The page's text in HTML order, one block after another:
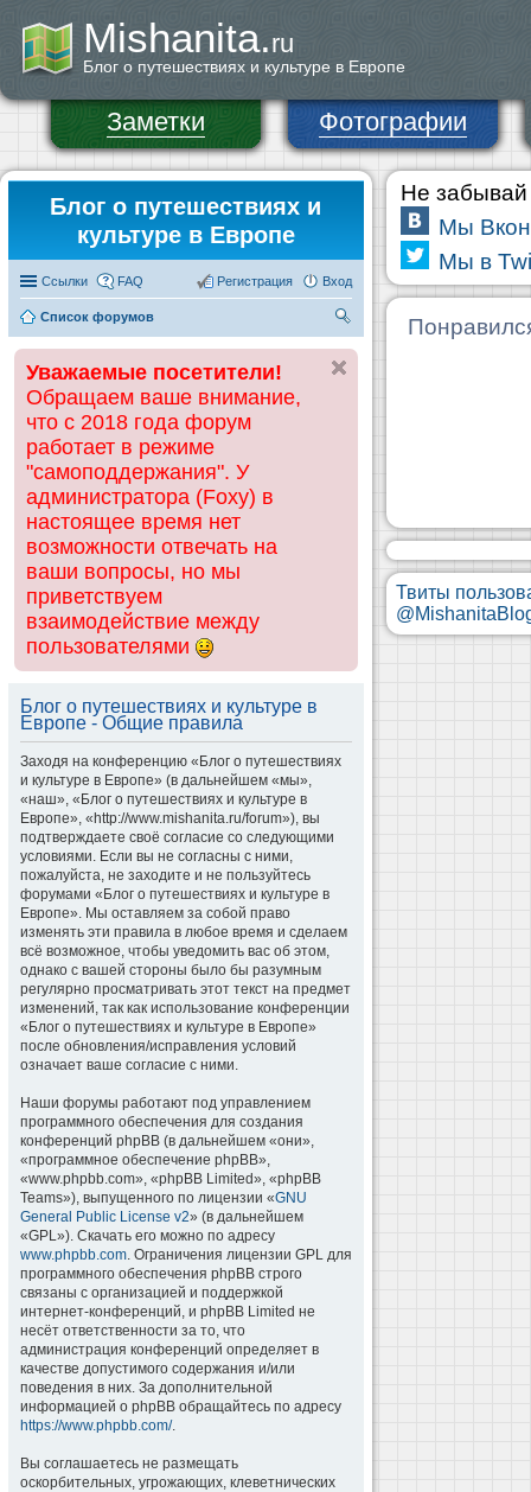
Mishanita.ru
Блог о путешествиях и культуре в Европе
Заметки Фотографии
Блог о путешествиях и
культуре в Европе
Ссылки FAQ Вход
Регистрация
Список форумов
ск
Уважаемые посетители!
Обращаем ваше внимание,
что с 2018 года форум
работает в режиме
"самоподдержания". У
администратора (Foxy) в
настоящее время нет
возможности отвечать на
ваши вопросы, но мы
приветствуем
взаимодействие между
пользователями
Блог о путешествиях и культуре в
Европе - Общие правила
Заходя на конференцию «Блог о путешествиях
и культуре в Европе» (в дальнейшем «мы»,
«наш», «Блог о путешествиях и культуре в
Европе», «http://www.mishanita.ru/forum»), вы
подтверждаете своё согласие со следующими
условиями. Если вы не согласны с ними,
пожалуйста, не заходите и не пользуйтесь
форумами «Блог о путешествиях и культуре в
Европе». Мы оставляем за собой право
изменять эти правила в любое время и сделаем
всё возможное, чтобы уведомить вас об этом,
однако с вашей стороны было бы разумным
регулярно просматривать этот текст на предмет
изменений, так как использование конференции
«Блог о путешествиях и культуре в Европе»
после обновления/исправления условий
означает ваше согласие с ними.
Наши форумы работают под управлением
программного обеспечения для создания
конференций phpBB (в дальнейшем «они»,
«программное обеспечение phpBB»,
«www.phpbb.com», «phpBB Limited», «phpBB
Teams»), выпущенного по лицензии «GNU
General Public License v2» (в дальнейшем
«GPL»). Скачать его можно по адресу
www.phpbb.com. Ограничения лицензии GPL для
программного обеспечения phpBB строго
связаны с организацией и поддержкой
интернет-конференций, и phpBB Limited не
несёт ответственности за то, что
администрация конференций определяет в
качестве допустимого содержания и/или
поведения в них. За дополнительной
информацией о phpBB обращайтесь по адресу
https://www.phpbb.com/.
Вы соглашаетесь не размещать
оскорбительных, угрожающих, клеветнических
Не забывай
Мы
Мы в
Твиты